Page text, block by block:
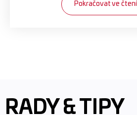
Pokračovat ve čtení
RADY & TIPY